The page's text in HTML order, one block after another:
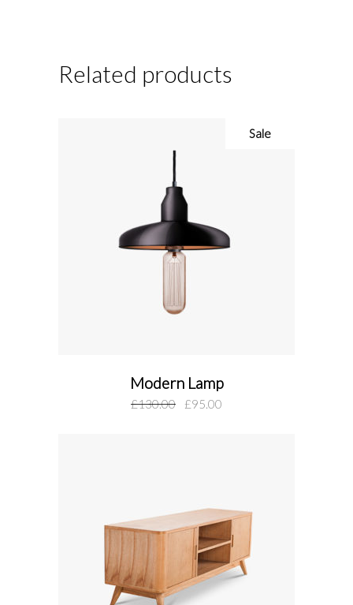
Related products
Sale
Modern Lamp
£130.00 £95.00
add to cart